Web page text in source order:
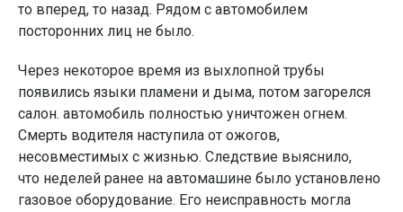
то вперед, то назад. Рядом с автомобилем
посторонних лиц не было.
Через некоторое время из выхлопной трубы
появились языки пламени и дыма, потом загорелся
салон. автомобиль полностью уничтожен огнем.
Смерть водителя наступила от ожогов,
несовместимых с жизнью. Следствие выяснило,
что неделей ранее на автомашине было установлено
газовое оборудование. Его неисправность могла